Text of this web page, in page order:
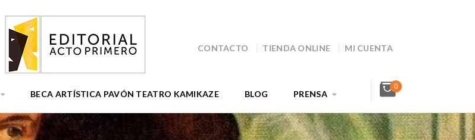
CONTACTO TIENDA ONLINE MI CUENTA
BECA ARTÍSTICA PAVÓN TEATRO KAMIKAZE BLOG PRENSA
0